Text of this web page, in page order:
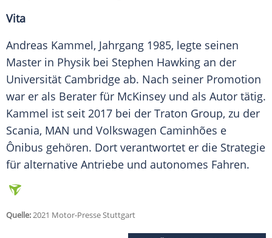
Vita
Andreas Kammel, Jahrgang 1985, legte seinen
Master in Physik bei Stephen Hawking an der
Universität Cambridge ab. Nach seiner Promotion
war er als Berater für McKinsey und als Autor tätig.
Kammel ist seit 2017 bei der Traton Group, zu der
Scania, MAN und Volkswagen Caminhões e
Ônibus gehören. Dort verantwortet er die Strategie
für alternative Antriebe und autonomes Fahren.
Quelle:2021 Motor-Presse Stuttgart